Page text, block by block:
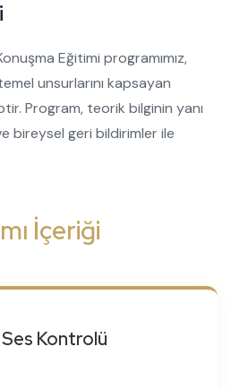
i
Eğitimi programımız,
unsurlarını kapsayan
Program, teorik bilginin yanı
bireysel geri bildirimler ile
İçeriği
Kontrolü